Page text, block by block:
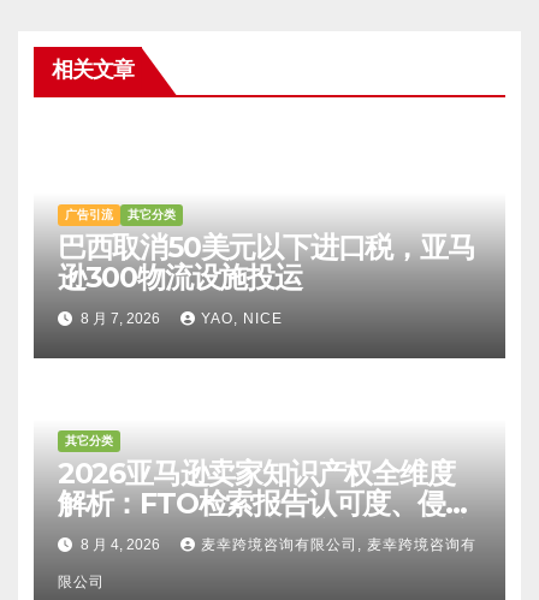
相关文章
广告引流 其它分类
巴西取消50美元以下进口税，亚马
逊300物流设施投运
8 月 7, 2026 YAO, NICE
其它分类
2026亚马逊卖家知识产权全维度
解析：FTO检索报告认可度、侵权
比对区别、TRO应诉方法及服务商
甄选避坑全攻略
8 月 4, 2026 麦幸跨境咨询有限公司, 麦幸跨境咨询有
限公司